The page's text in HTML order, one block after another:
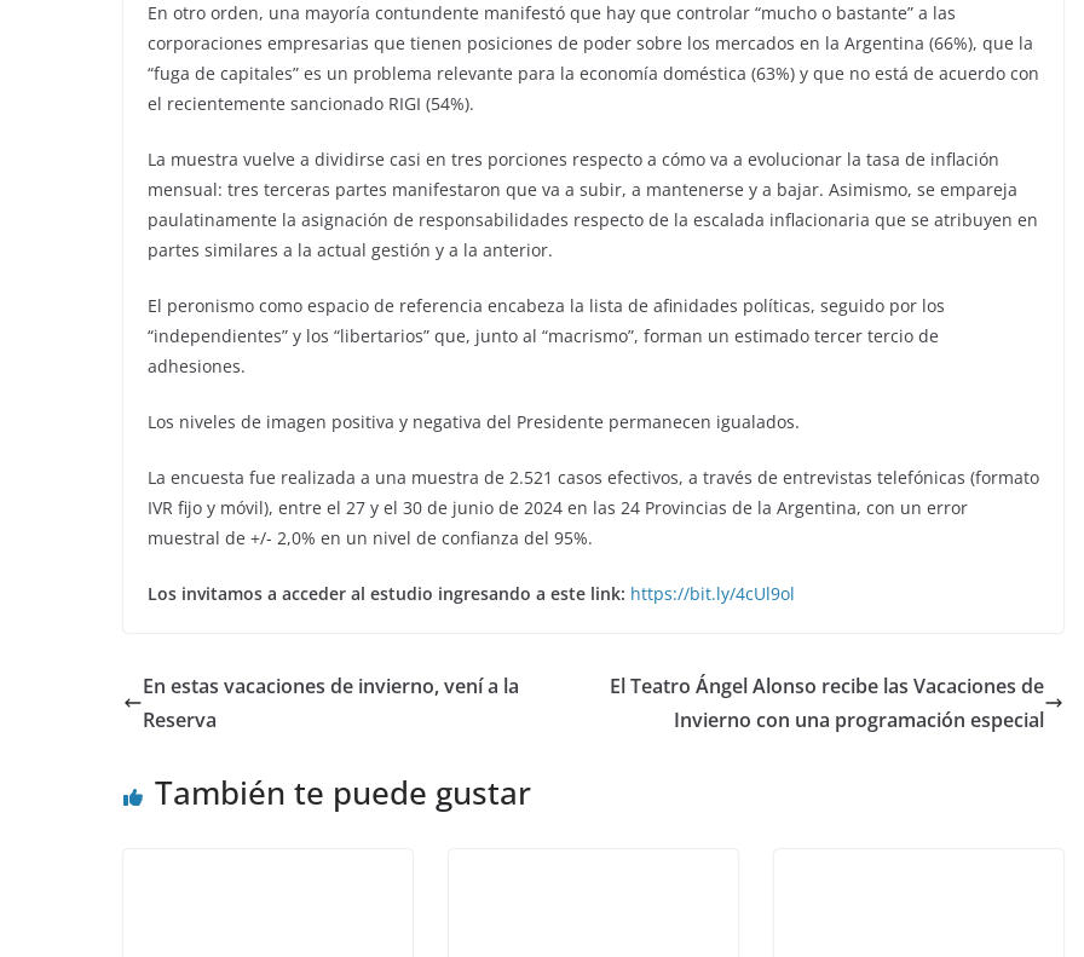
En otro orden, una mayoría contundente manifestó que hay que controlar “mucho o bastante” a las
corporaciones empresarias que tienen posiciones de poder sobre los mercados en la Argentina (66%), que la
“fuga de capitales” es un problema relevante para la economía doméstica (63%) y que no está de acuerdo con
el recientemente sancionado RIGI (54%).
La muestra vuelve a dividirse casi en tres porciones respecto a cómo va a evolucionar la tasa de inflación
mensual: tres terceras partes manifestaron que va a subir, a mantenerse y a bajar. Asimismo, se empareja
paulatinamente la asignación de responsabilidades respecto de la escalada inflacionaria que se atribuyen en
partes similares a la actual gestión y a la anterior.
El peronismo como espacio de referencia encabeza la lista de afinidades políticas, seguido por los
“independientes” y los “libertarios” que, junto al “macrismo”, forman un estimado tercer tercio de
adhesiones.
Los niveles de imagen positiva y negativa del Presidente permanecen igualados.
La encuesta fue realizada a una muestra de 2.521 casos efectivos, a través de entrevistas telefónicas (formato
IVR fijo y móvil), entre el 27 y el 30 de junio de 2024 en las 24 Provincias de la Argentina, con un error
muestral de +/- 2,0% en un nivel de confianza del 95%.
Los invitamos a acceder al estudio ingresando a este link: https://bit.ly/4cUl9ol
En estas vacaciones de invierno, vení a la
Reserva
El Teatro Ángel Alonso recibe las Vacaciones de
Invierno con una programación especial
También te puede gustar